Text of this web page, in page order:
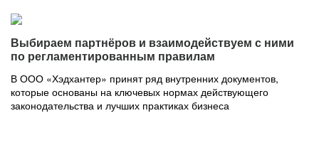
Выбираем партнёров и взаимодействуем с ними
по регламентированным правилам
В ООО «Хэдхантер» принят ряд внутренних документов,
которые основаны на ключевых нормах действующего
законодательства и лучших практиках бизнеса